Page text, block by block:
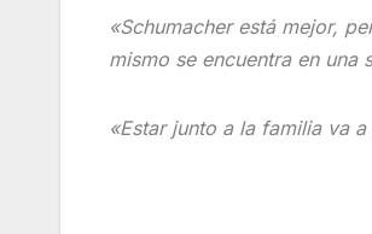
«Schumacher está mejor,
mismo se encuentra en
«Estar junto a la familia va